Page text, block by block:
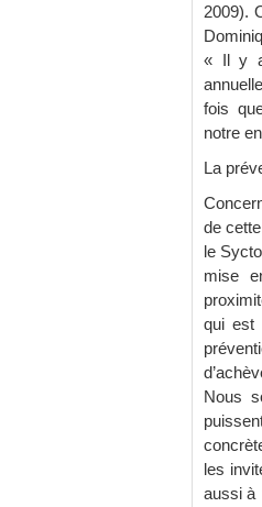
2009).
« Il y a
fois
notre
La
de
le
mise
qui est
Nous
les
aussi à